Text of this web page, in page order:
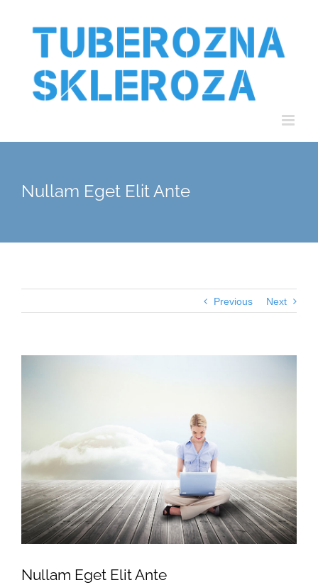
Nullam Eget Elit Ante
Previous Next
Nullam Eget Elit Ante